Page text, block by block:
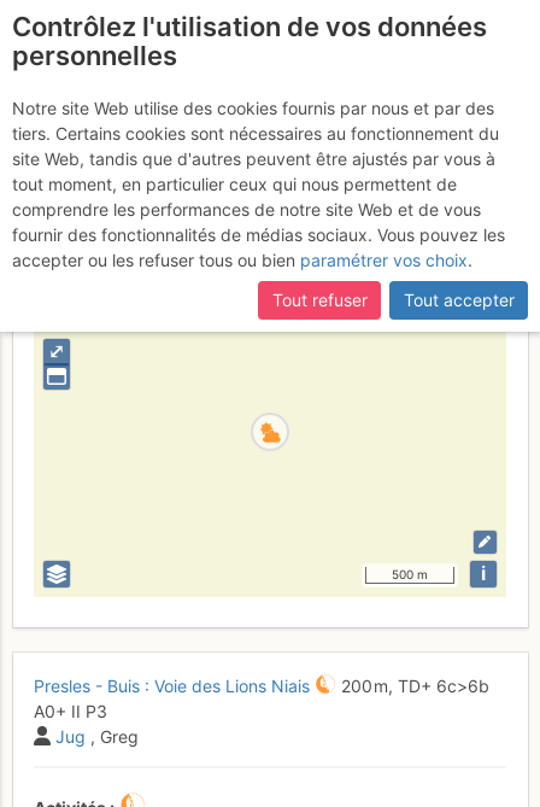
Presles - Buis : Voie des
Lions Niais
Lundi 20 mars 2017
France Isère Vercors
⤢
500 m i
Presles - Buis : Voie des Lions Niais 200 m, TD+ 6c>6b
A0+ II P3
Jug , Greg
Contrôlez l'utilisation de vos données
personnelles
Notre site Web utilise des cookies fournis par nous et par des
tiers. Certains cookies sont nécessaires au fonctionnement du
site Web, tandis que d'autres peuvent être ajustés par vous à
tout moment, en particulier ceux qui nous permettent de
comprendre les performances de notre site Web et de vous
fournir des fonctionnalités de médias sociaux. Vous pouvez les
accepter ou les refuser tous ou bien paramétrer vos choix.
Tout refuser
Tout accepter